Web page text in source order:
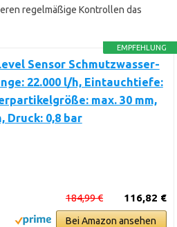
regelmäßige Kontrollen das
EMPFEHLUNG
Sensor Schmutzwasser-
22.000 l/h, Eintauchtiefe:
max. 30 mm,
Druck: 0,8 bar
116,82 €
184,99 €
Bei Amazon ansehen